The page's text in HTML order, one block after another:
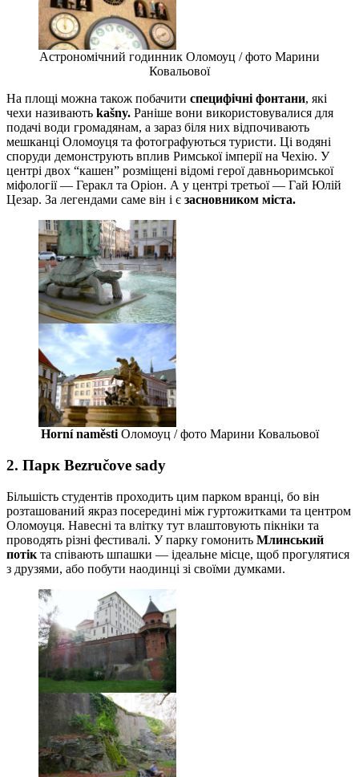
Астрономічний годинник Оломоуц / фото Марини
Ковальової
На площі можна також побачити специфічні фонтани, які
чехи називають kašny. Раніше вони використовувалися для
подачі води громадянам, а зараз біля них відпочивають
мешканці Оломоуця та фотографуються туристи. Ці водяні
споруди демонструють вплив Римської імперії на Чехію. У
центрі двох “кашен” розміщені відомі герої давньоримської
міфології — Геракл та Оріон. А у центрі третьої — Гай Юлій
Цезар. За легендами саме він і є засновником міста.
Horní naměstiОломоуц / фото Марини Ковальової
2. Парк Bezručove sady
Більшість студентів проходить цим парком вранці, бо він
розташований якраз посередині між гуртожитками та центром
Оломоуця. Навесні та влітку тут влаштовують пікніки та
проводять різні фестивалі. У парку гомонить Млинський
потік та співають шпашки — ідеальне місце, щоб прогулятися
з друзями, або побути наодинці зі своїми думками.